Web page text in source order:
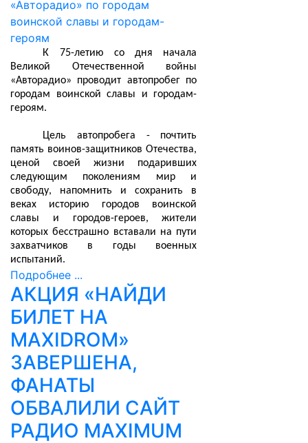
К 75-летию со дня начала
Великой Отечественной войны
«Авторадио» проводит автопробег по
городам воинской славы и городам-
героям.
Цель автопробега - почтить
память воинов-защитников Отечества,
ценой своей жизни подаривших
следующим поколениям мир и
свободу, напомнить и сохранить в
веках историю городов воинской
славы и городов-героев, жители
которых бесстрашно вставали на пути
захватчиков в годы военных
испытаний.
Подробнее ...
АКЦИЯ «НАЙДИ
БИЛЕТ НА
MAXIDROM»
ЗАВЕРШЕНА,
ФАНАТЫ
ОБВАЛИЛИ САЙТ
РАДИО MAXIMUM